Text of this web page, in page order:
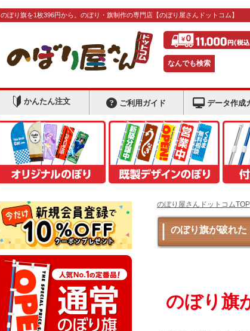
のぼり旗を1枚396円から。のぼり・旗制作の専門店 【のぼり屋さんドットコム】
なんでも検索
かんたん注文 ご利用ガイド データ作成
のぼり屋さんドットコムTOP
のぼり旗が破れ
のぼり旗